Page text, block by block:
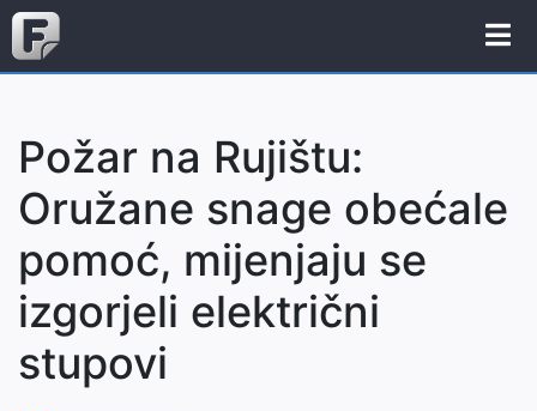
Požar na Rujištu:
Oružane snage obećale
pomoć, mijenjaju se
izgorjeli električni
stupovi